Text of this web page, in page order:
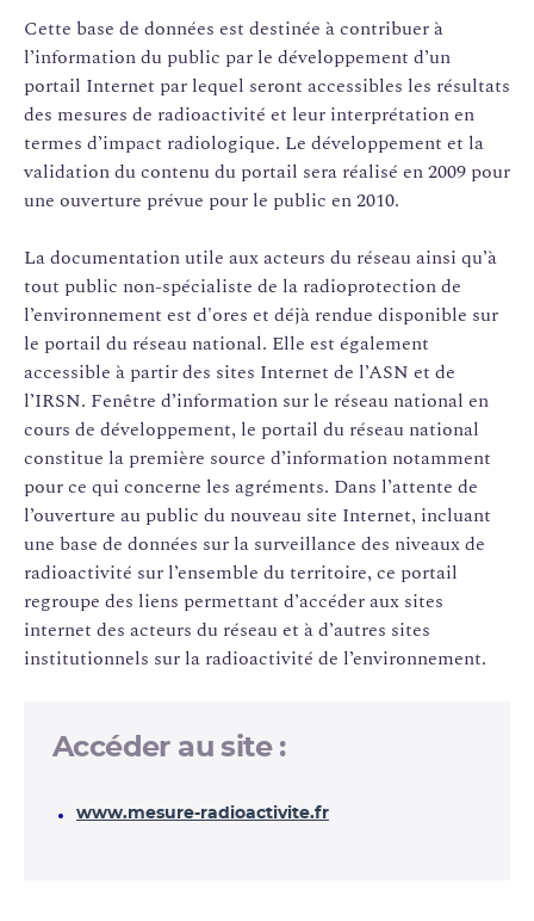
Cette base de données est destinée à contribuer à
l’information du public par le développement d’un
portail Internet par lequel seront accessibles les résultats
des mesures de radioactivité et leur interprétation en
termes d’impact radiologique. Le développement et la
validation du contenu du portail sera réalisé en 2009 pour
une ouverture prévue pour le public en 2010.
La documentation utile aux acteurs du réseau ainsi qu’à
tout public non-spécialiste de la radioprotection de
l’environnement est d'ores et déjà rendue disponible sur
le portail du réseau national. Elle est également
accessible à partir des sites Internet de l’ASN et de
l’IRSN. Fenêtre d’information sur le réseau national en
cours de développement, le portail du réseau national
constitue la première source d’information notamment
pour ce qui concerne les agréments. Dans l’attente de
l’ouverture au public du nouveau site Internet, incluant
une base de données sur la surveillance des niveaux de
radioactivité sur l’ensemble du territoire, ce portail
regroupe des liens permettant d’accéder aux sites
internet des acteurs du réseau et à d’autres sites
institutionnels sur la radioactivité de l’environnement.
Accéder au site :
www.mesure-radioactivite.fr